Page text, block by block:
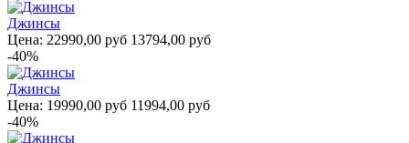
Джинсы
Цена: 22990,00 руб 13794,00 руб
-40%
Джинсы
Цена: 19990,00 руб 11994,00 руб
-40%